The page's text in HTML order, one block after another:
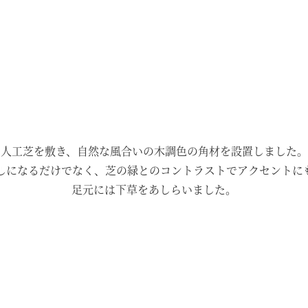
人工芝を敷き、自然な風合いの木調色の角材を設置しました。
になるだけでなく、芝の緑とのコントラストでアクセントに
足元には下草をあしらいました。